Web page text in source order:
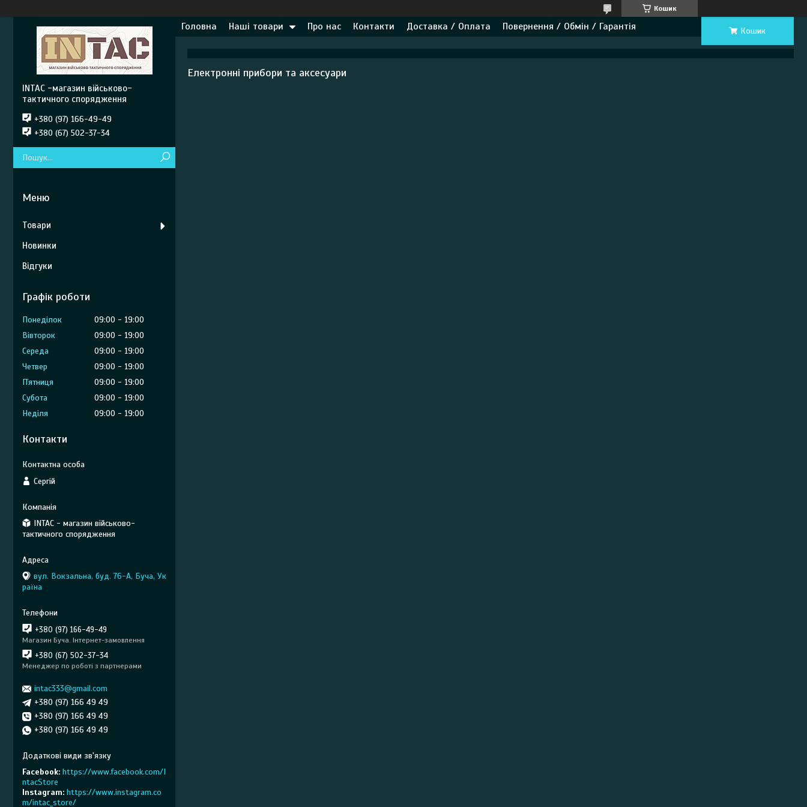
Кошик
Головна Наші товари Про нас Контакти Доставка / Оплата Повернення / Обмін / Гарантія Кошик
Електронні прибори та аксесуари
INTAC -магазин військово-
тактичного спорядження
+380 (97) 166-49-49
+380 (67) 502-37-34
Товари
Новинки
Відгуки
Графік роботи
Понеділок 09:00
19:00
Вівторок
09:00
19:00
Середа
09:00
19:00
Четвер
09:00
19:00
Пʼятниця
09:00
19:00
Субота
09:00
19:00
Неділя
09:00 19:00
Контакти
Сергій
INTAC - магазин військово-
тактичного спорядження
вул. Вокзальна, буд. 76-А, Буча, Ук
раїна
+380 (97) 166-49-49
Магазин Буча. Інтернет-замовлення
+380 (67) 502-37-34
Менеджер по роботі з партнерами
intac333@gmail.com
+380 (97) 166 49 49
+380 (97) 166 49 49
+380 (97) 166 49 49
Facebook https://www.facebook.com/I
ntacStore
Instagram https://www.instagram.co
m/intac_store/